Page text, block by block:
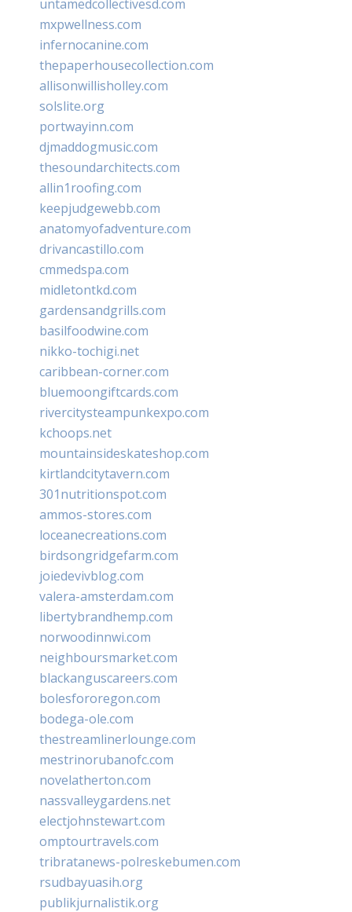
untamedcollectivesd.com
mxpwellness.com
infernocanine.com
thepaperhousecollection.com
allisonwillisholley.com
solslite.org
portwayinn.com
djmaddogmusic.com
thesoundarchitects.com
allin1roofing.com
keepjudgewebb.com
anatomyofadventure.com
drivancastillo.com
cmmedspa.com
midletontkd.com
gardensandgrills.com
basilfoodwine.com
nikko-tochigi.net
caribbean-corner.com
bluemoongiftcards.com
rivercitysteampunkexpo.com
kchoops.net
mountainsideskateshop.com
kirtlandcitytavern.com
301nutritionspot.com
ammos-stores.com
loceanecreations.com
birdsongridgefarm.com
joiedevivblog.com
valera-amsterdam.com
libertybrandhemp.com
norwoodinnwi.com
neighboursmarket.com
blackanguscareers.com
bolesfororegon.com
bodega-ole.com
thestreamlinerlounge.com
mestrinorubanofc.com
novelatherton.com
nassvalleygardens.net
electjohnstewart.com
omptourtravels.com
tribratanews-polreskebumen.com
rsudbayuasih.org
publikjurnalistik.org